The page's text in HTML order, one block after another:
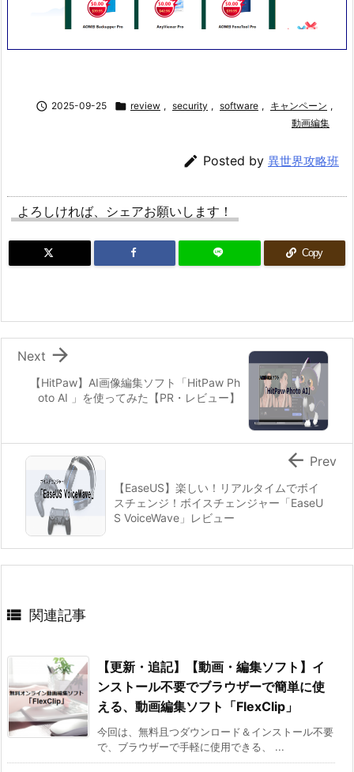
 2025-09-25  review , security , software , キャンペーン ,
動画編集
 Posted by 異世界攻略班
よろしければ、シェアお願いします！
Copy
【HitPaw】AI画像編集ソフト「HitPaw Ph
oto AI 」を使ってみた【PR・レビュー】

Next
【EaseUS】楽しい！リアルタイムでボイ
スチェンジ！ボイスチェンジャー「EaseU
S VoiceWave」レビュー
 Prev
 関連記事
【更新・追記】【動画・編集ソフト】イ
ンストール不要でブラウザーで簡単に使
える、動画編集ソフト「FlexClip」
今回は、無料且つダウンロード＆インストール不要
で、ブラウザーで手軽に使用できる、 ...